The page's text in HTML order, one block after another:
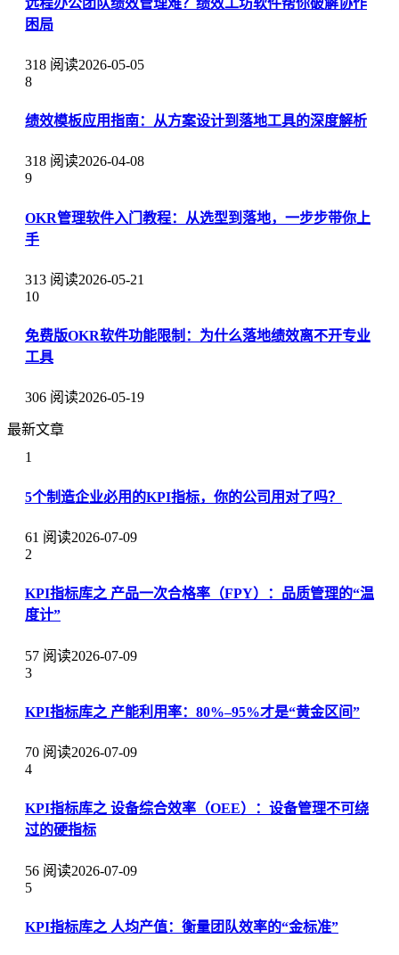
困局
318 阅读2026-05-05
8
绩效模板应用指南：从方案设计到落地工具的深度解析
318 阅读2026-04-08
9
OKR管理软件入门教程：从选型到落地，一步步带你上
手
313 阅读2026-05-21
10
免费版OKR软件功能限制：为什么落地绩效离不开专业
工具
306 阅读2026-05-19
最新文章
1
5个制造企业必用的KPI指标，你的公司用对了吗？
61 阅读2026-07-09
2
KPI指标库之 产品一次合格率（FPY）：品质管理的“温
度计”
57 阅读2026-07-09
3
KPI指标库之 产能利用率：80%–95%才是“黄金区间”
70 阅读2026-07-09
4
KPI指标库之 设备综合效率（OEE）：设备管理不可绕
过的硬指标
56 阅读2026-07-09
5
KPI指标库之 人均产值：衡量团队效率的“金标准”